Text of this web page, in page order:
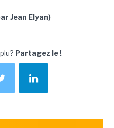
Jean Elyan)
Partagez le !